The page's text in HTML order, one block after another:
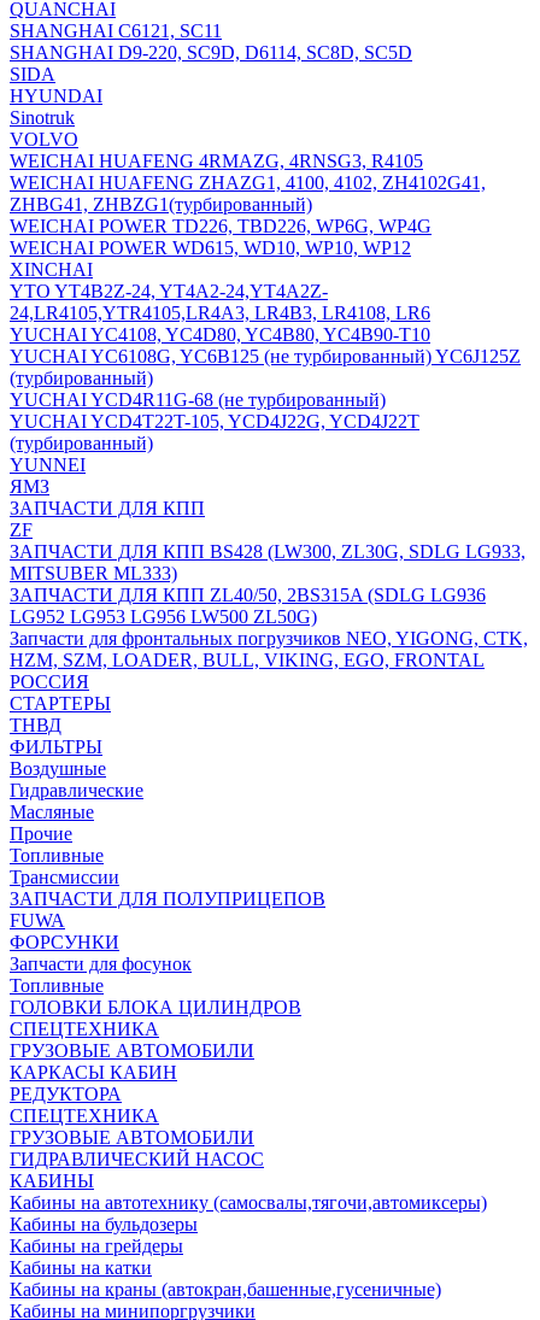
QUANCHAI
SHANGHAI C6121, SC11
SHANGHAI D9-220, SC9D, D6114, SC8D, SC5D
SIDA
HYUNDAI
Sinotruk
VOLVO
WEICHAI HUAFENG 4RMAZG, 4RNSG3, R4105
WEICHAI HUAFENG ZHAZG1, 4100, 4102, ZH4102G41,
ZHBG41, ZHBZG1(турбированный)
WEICHAI POWER TD226, TBD226, WP6G, WP4G
WEICHAI POWER WD615, WD10, WP10, WP12
XINCHAI
YTO YT4B2Z-24, YT4A2-24,YT4A2Z-
24,LR4105,YTR4105,LR4A3, LR4B3, LR4108, LR6
YUCHAI YC4108, YC4D80, YC4B80, YC4B90-T10
YUCHAI YC6108G, YC6B125 (не турбированный) YC6J125Z
(турбированный)
YUCHAI YCD4R11G-68 (не турбированный)
YUCHAI YCD4T22T-105, YCD4J22G, YCD4J22T
(турбированный)
YUNNEI
ЯМЗ
ЗАПЧАСТИ ДЛЯ КПП
ZF
ЗАПЧАСТИ ДЛЯ КПП BS428 (LW300, ZL30G, SDLG LG933,
MITSUBER ML333)
ЗАПЧАСТИ ДЛЯ КПП ZL40/50, 2BS315A (SDLG LG936
LG952 LG953 LG956 LW500 ZL50G)
Запчасти для фронтальных погрузчиков NEO, YIGONG, CTK,
HZM, SZM, LOADER, BULL, VIKING, EGO, FRONTAL
РОССИЯ
СТАРТЕРЫ
ТНВД
ФИЛЬТРЫ
Воздушные
Гидравлические
Масляные
Прочие
Топливные
Трансмиссии
ЗАПЧАСТИ ДЛЯ ПОЛУПРИЦЕПОВ
FUWA
ФОРСУНКИ
Запчасти для фосунок
Топливные
ГОЛОВКИ БЛОКА ЦИЛИНДРОВ
СПЕЦТЕХНИКА
ГРУЗОВЫЕ АВТОМОБИЛИ
КАРКАСЫ КАБИН
РЕДУКТОРА
СПЕЦТЕХНИКА
ГРУЗОВЫЕ АВТОМОБИЛИ
ГИДРАВЛИЧЕСКИЙ НАСОС
КАБИНЫ
Кабины на автотехнику (самосвалы,тягочи,автомиксеры)
Кабины на бульдозеры
Кабины на грейдеры
Кабины на катки
Кабины на краны (автокран,башенные,гусеничные)
Кабины на минипоргрузчики